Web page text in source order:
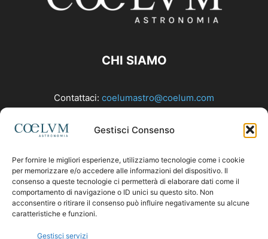
Gestisci Consenso
Per fornire le migliori esperienze, utilizziamo tecnologie come i cookie
per memorizzare e/o accedere alle informazioni del dispositivo. Il
consenso a queste tecnologie ci permetterà di elaborare dati come il
comportamento di navigazione o ID unici su questo sito. Non
acconsentire o ritirare il consenso può influire negativamente su alcune
caratteristiche e funzioni.
Gestisci servizi
CHI SIAMO
Contattaci: coelumastro@coelum.com
SEGUICI